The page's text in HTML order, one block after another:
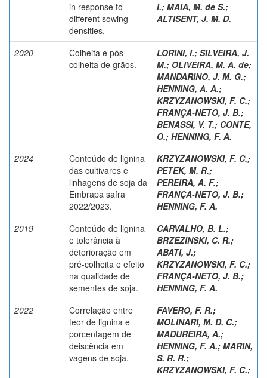
in response to
different sowing
densities.
I.; MAIA, M. de S.;
ALTISENT, J. M. D.
2020
Colheita e pós-
colheita de grãos.
LORINI, I.; SILVEIRA, J.
M.; OLIVEIRA, M. A. de;
MANDARINO, J. M. G.;
HENNING, A. A.;
KRZYZANOWSKI, F. C.;
FRANÇA-NETO, J. B.;
BENASSI, V. T.; CONTE,
O.; HENNING, F. A.
2024
Conteúdo de lignina
das cultivares e
linhagens de soja da
Embrapa safra
2022/2023.
KRZYZANOWSKI, F. C.;
PETEK, M. R.;
PEREIRA, A. F.;
FRANÇA-NETO, J. B.;
HENNING, F. A.
2019
Conteúdo de lignina
e tolerância à
deterioração em
pré-colheita e efeito
na qualidade de
sementes de soja.
CARVALHO, B. L.;
BRZEZINSKI, C. R.;
ABATI, J.;
KRZYZANOWSKI, F. C.;
FRANÇA-NETO, J. B.;
HENNING, F. A.
2022
Correlação entre
teor de lignina e
porcentagem de
deiscência em
vagens de soja.
FAVERO, F. R.;
MOLINARI, M. D. C.;
MADUREIRA, A.;
HENNING, F. A.; MARIN,
S. R. R.;
KRZYZANOWSKI, F. C.;